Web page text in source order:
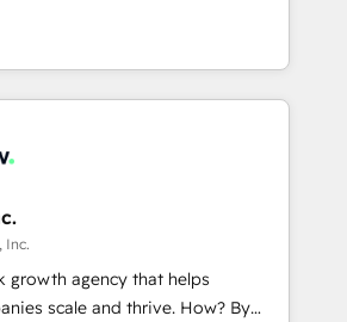
to win for the
the company and its clientele, and
and services to mid-market
that your sales,
department operates in the
while at the same time
journey. Elixir is located in
HubSpot sales and service
highly renowned for our business
(re-)design experience and a
Inc.
growth agency that helps
scale and thrive. How? By